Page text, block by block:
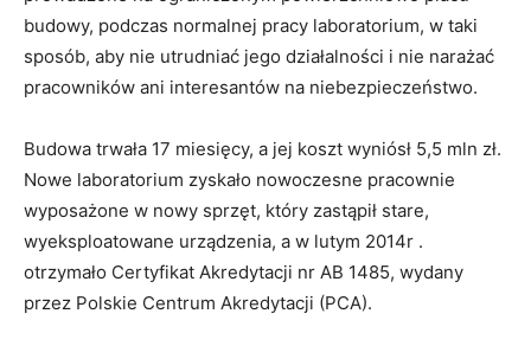
budowy, podczas normalnej pracy laboratorium, w taki
sposób, aby nie utrudniać jego działalności i nie narażać
pracowników ani interesantów na niebezpieczeństwo.
Budowa trwała 17 miesięcy, a jej koszt wyniósł 5,5 mln zł.
Nowe laboratorium zyskało nowoczesne pracownie
wyposażone w nowy sprzęt, który zastąpił stare,
wyeksploatowane urządzenia, a w lutym 2014r .
otrzymało Certyfikat Akredytacji nr AB 1485, wydany
przez Polskie Centrum Akredytacji (PCA).